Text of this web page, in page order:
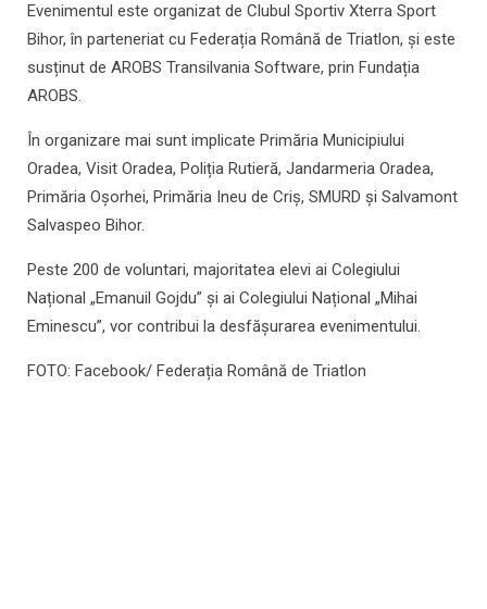
Evenimentul este organizat de Clubul Sportiv Xterra Sport
Bihor, în parteneriat cu Federația Română de Triatlon, și este
susținut de AROBS Transilvania Software, prin Fundația
AROBS.
În organizare mai sunt implicate Primăria Municipiului
Oradea, Visit Oradea, Poliția Rutieră, Jandarmeria Oradea,
Primăria Oșorhei, Primăria Ineu de Criș, SMURD și Salvamont
Salvaspeo Bihor.
Peste 200 de voluntari, majoritatea elevi ai Colegiului
Național „Emanuil Gojdu” și ai Colegiului Național „Mihai
Eminescu”, vor contribui la desfășurarea evenimentului.
FOTO: Facebook/ Federația Română de Triatlon